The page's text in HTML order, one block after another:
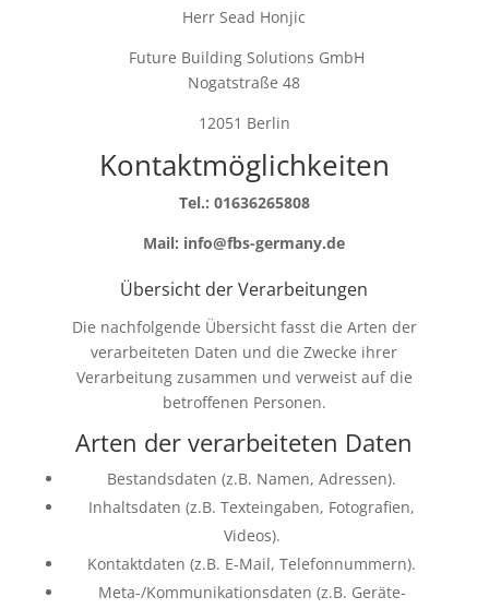
Herr Sead Honjic
Future Building Solutions GmbH
Nogatstraße 48
12051 Berlin
Kontaktmöglichkeiten
Tel.: 01636265808
Mail: info@fbs-germany.de
Übersicht der Verarbeitungen
Die nachfolgende Übersicht fasst die Arten der
verarbeiteten Daten und die Zwecke ihrer
Verarbeitung zusammen und verweist auf die
betroffenen Personen.
Arten der verarbeiteten Daten
Bestandsdaten (z.B. Namen, Adressen).
Inhaltsdaten (z.B. Texteingaben, Fotografien,
Videos).
Kontaktdaten (z.B. E-Mail, Telefonnummern).
Meta-/Kommunikationsdaten (z.B. Geräte-